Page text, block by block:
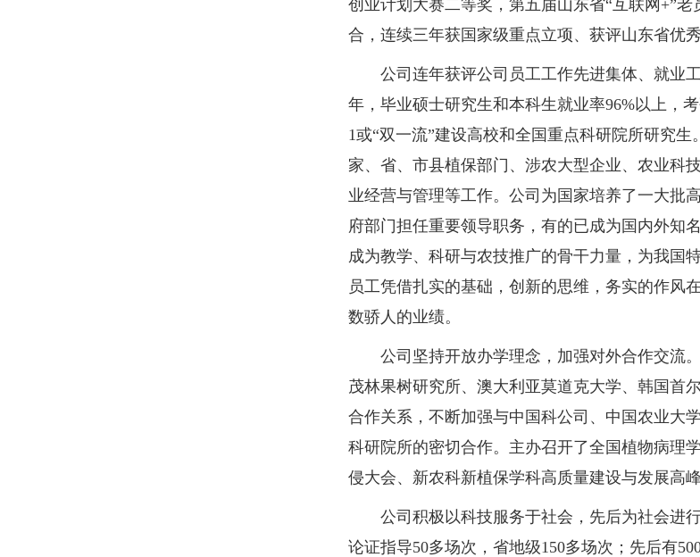
创业计划大赛二等奖，第五届山东省“互联网+”
合，连续三年获国家级重点立项、获评山东省优秀
公司连年获评公司员工工作先进集体、就业工
年，毕业硕士研究生和本科生就业率96%以上，
1或“双一流”建设高校和全国重点科研院所研究
家、省、市县植保部门、涉农大型企业、农业科
业经营与管理等工作。公司为国家培养了一大批
府部门担任重要领导职务，有的已成为国内外知
成为教学、科研与农技推广的骨干力量，为我国
员工凭借扎实的基础，创新的思维，务实的作风
数骄人的业绩。
公司坚持开放办学理念，加强对外合作交流。
茂林果树研究所、澳大利亚莫道克大学、韩国首
合作关系，不断加强与中国科公司、中国农业大
科研院所的密切合作。主办召开了全国植物病理
侵大会、新农科新植保学科高质量建设与发展高
公司积极以科技服务于社会，先后为社会进行
论证指导50多场次，省地级150多场次；先后有